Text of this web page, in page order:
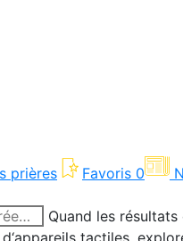
prières Favoris 0
Quand les
tactiles,